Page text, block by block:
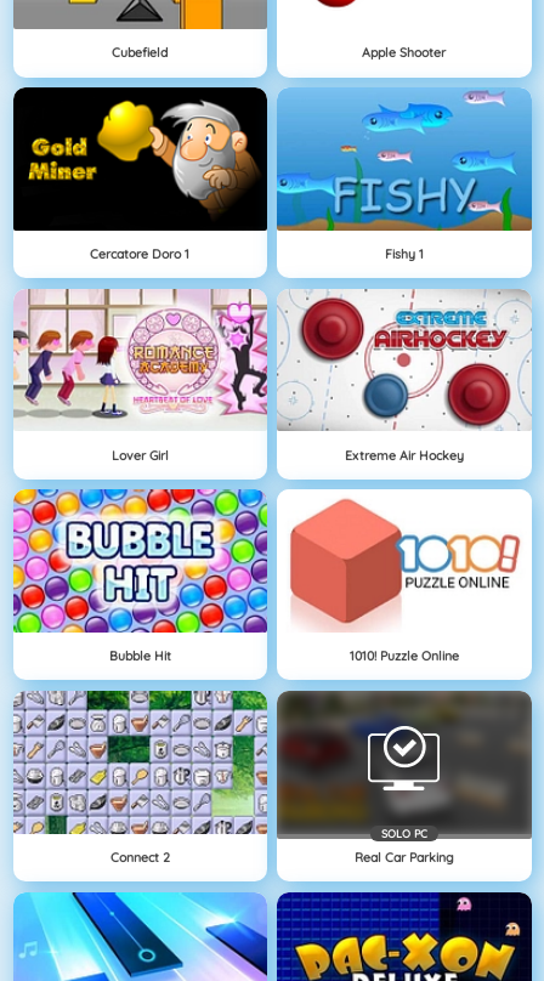
Cubefield Apple Shooter
Cercatore Doro 1 Fishy 1
Lover Girl Extreme Air Hockey
Bubble Hit 1010! Puzzle Online
Connect 2
SOLO PC
Real Car Parking